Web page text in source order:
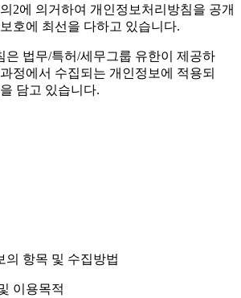
2에 의거하여 개인정보처리방침을 공개
호에 최선을 다하고 있습니다.
은 법무/특허/세무그룹 유한이 제공하
정에서 수집되는 개인정보에 적용되
담고 있습니다.
의 항목 및 수집방법
이용목적